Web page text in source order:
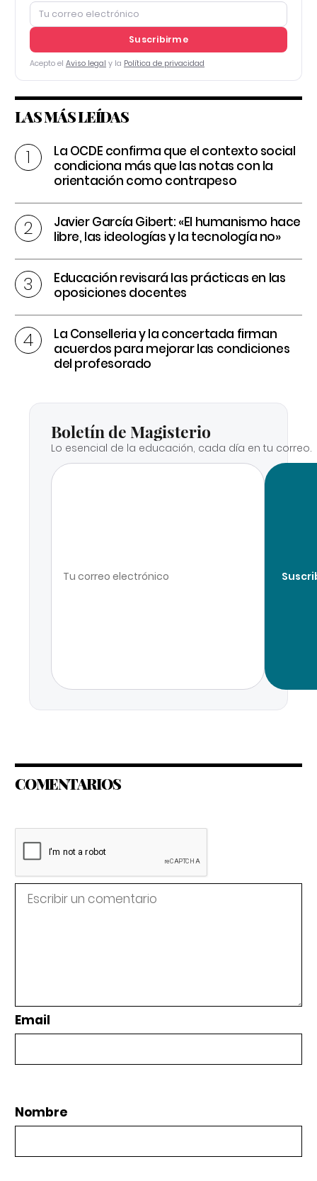
Suscribirme
Acepto el Aviso legal y la Política de privacidad
LAS MÁS LEÍDAS
La OCDE confirma que el contexto social
condiciona más que las notas con la
orientación como contrapeso
Javier García Gibert: «El humanismo hace
libre, las ideologías y la tecnología no»
Educación revisará las prácticas en las
oposiciones docentes
La Conselleria y la concertada firman
acuerdos para mejorar las condiciones
del profesorado
Boletín de Magisterio
Lo esencial de la educación, cada día en tu correo.
COMENTARIOS
Email
Nombre